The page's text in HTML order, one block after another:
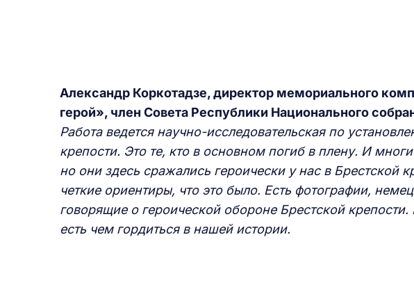
Александр Коркотадзе, директор мемориального
герой», член Совета Республики Национального
Работа ведется научно-исследовательская по
крепости. Это те, кто в основном погиб в плену. И
но они здесь сражались героически у нас в Брестской
четкие ориентиры, что это было. Есть фотографии,
говорящие о героической обороне Брестской
есть чем гордиться в нашей истории.